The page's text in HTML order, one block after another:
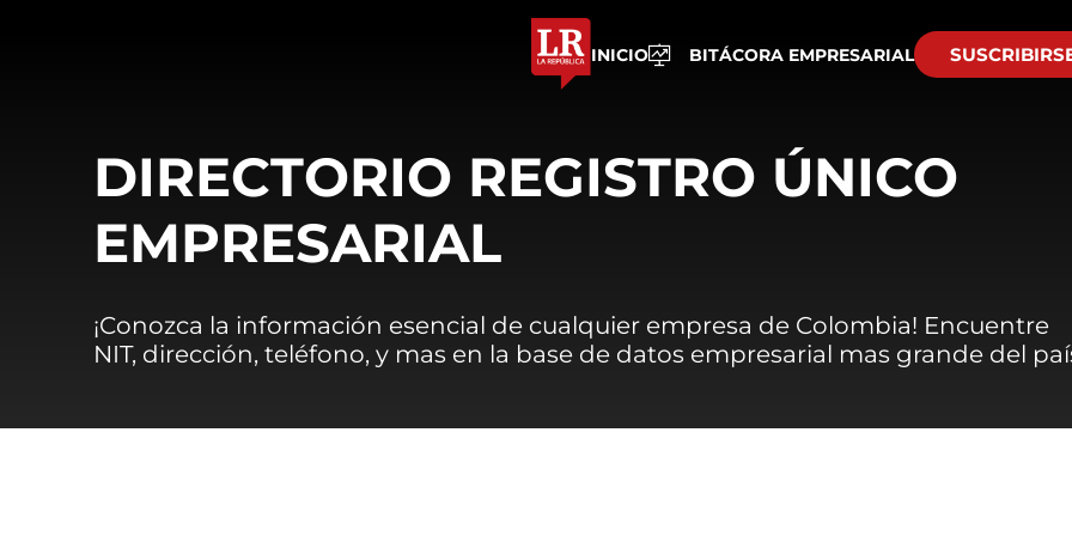
INICIO BITÁCORA EMPRESARIAL
DIRECTORIO REGISTRO ÚNICO
EMPRESARIAL
¡Conozca la información esencial de cualquier empresa de Colombia! Encuentre
NIT, dirección, teléfono, y mas en la base de datos empresarial mas grande del